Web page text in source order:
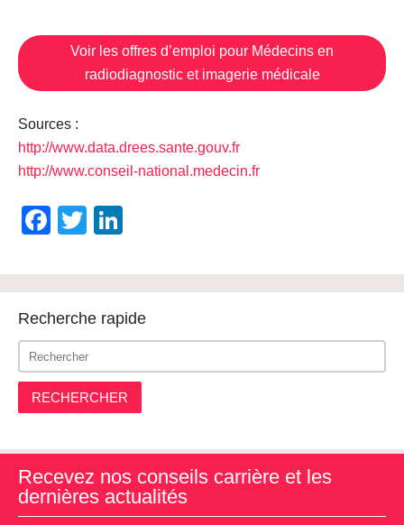
Voir les offres d’emploi pour Médecins en
radiodiagnostic et imagerie médicale
Sources :
http://www.data.drees.sante.gouv.fr
http://www.conseil-national.medecin.fr
Facebook
Twitter
Recherche rapide
RECHERCHER
Recevez nos conseils carrière et les
dernières actualités